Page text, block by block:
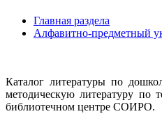
Главная раздела
Алфавитно-предметный
Каталог литературы по
методическую литературу
библиотечном центре СОИРО.